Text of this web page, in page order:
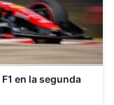
en la segunda